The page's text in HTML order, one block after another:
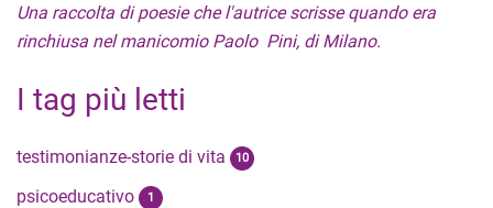
Una raccolta di poesie che l'autrice scrisse quando era
rinchiusa nel manicomio Paolo Pini, di Milano.
I tag più letti
testimonianze-storie di vita 10
psicoeducativo 1